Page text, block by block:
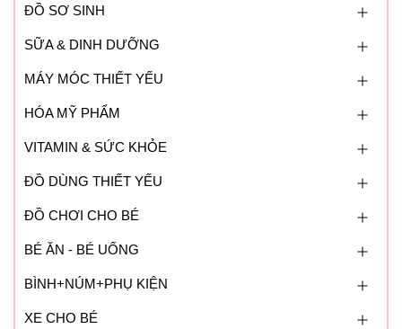
ĐỒ SƠ SINH
SỮA & DINH DƯỠNG
MÁY MÓC THIẾT YẾU
HÓA MỸ PHẨM
VITAMIN & SỨC KHỎE
ĐỒ DÙNG THIẾT YẾU
ĐỒ CHƠI CHO BÉ
BÉ ĂN - BÉ UỐNG
BÌNH+NÚM+PHỤ KIỆN
XE CHO BÉ